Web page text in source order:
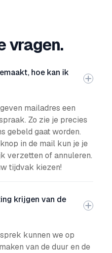
vragen.
hoe kan ik
mailadres een
Zo zie je precies
gebeld gaat worden.
in de mail kun je je
verzetten of annuleren.
tijdvak kiezen!
krijgen van de
kunnen we op
van de duur en de